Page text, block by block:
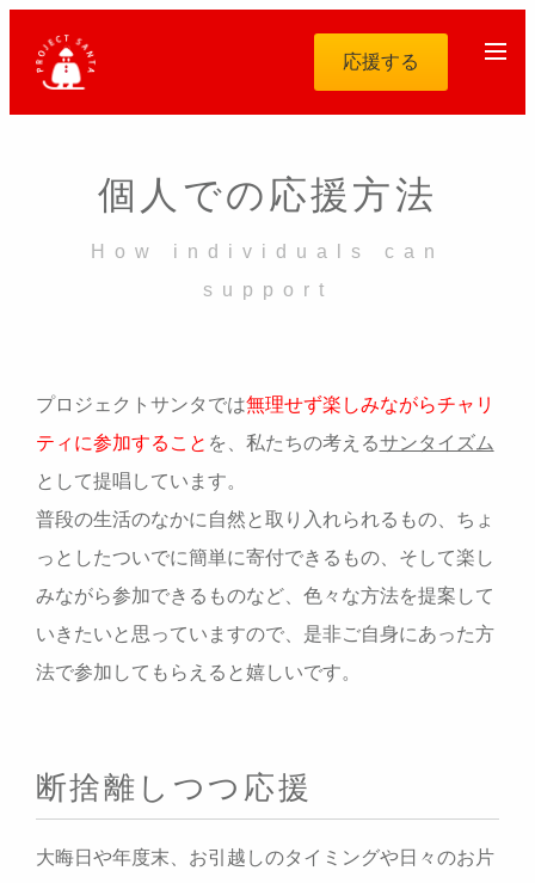
応援する
個人での応援方法
How individuals can
support
プロジェクトサンタでは無理せず楽しみながらチャリ
ティに参加すること を、私たちの考えるサンタイズム
として提唱しています。
普段の生活のなかに自然と取り入れられるもの、ちょ
っとしたついでに簡単に寄付できるもの、そして楽し
みながら参加できるものなど、色々な方法を提案して
いきたいと思っていますので、是非ご自身にあった方
法で参加してもらえると嬉しいです。
断捨離しつつ応援
大晦日や年度末、お引越しのタイミングや日々のお片